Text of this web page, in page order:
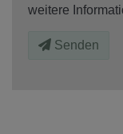
weitere
Senden